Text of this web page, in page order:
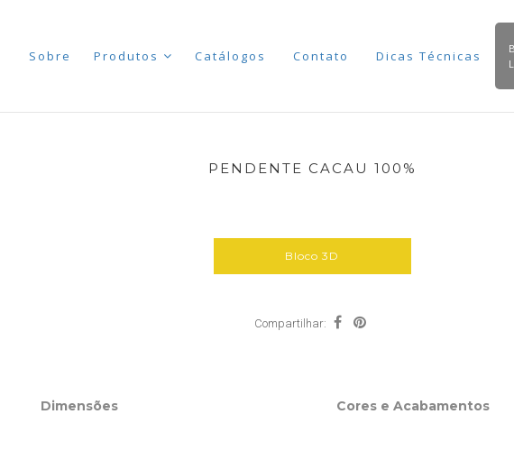
Sobre Produtos Catálogos Contato Dicas Técnicas
PENDENTE CACAU 100%
Bloco 3D
Compartilhar:
Dimensões Cores e Acabamentos